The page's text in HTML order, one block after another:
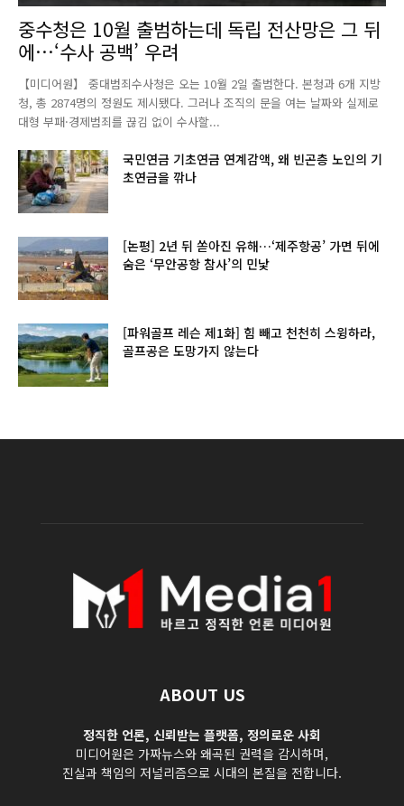
중수청은 10월 출범하는데 독립 전산망은 그 뒤
에…‘수사 공백’ 우려
【미디어원】 중대범죄수사청은 오는 10월 2일 출범한다. 본청과 6개 지방
청, 총 2874명의 정원도 제시됐다. 그러나 조직의 문을 여는 날짜와 실제로
대형 부패·경제범죄를 끊김 없이 수사할...
국민연금 기초연금 연계감액, 왜 빈곤층 노인의 기
초연금을 깎나
[논평] 2년 뒤 쏟아진 유해…‘제주항공’ 가면 뒤에
숨은 ‘무안공항 참사’의 민낯
[파워골프 레슨 제1화] 힘 빼고 천천히 스윙하라,
골프공은 도망가지 않는다
ABOUT US
정직한 언론, 신뢰받는 플랫폼, 정의로운 사회
미디어원은 가짜뉴스와 왜곡된 권력을 감시하며,
진실과 책임의 저널리즘으로 시대의 본질을 전합니다.